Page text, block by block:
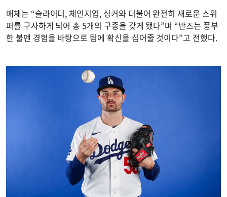
매체는 “슬라이더, 체인지업, 싱커와 더불어 완전히 새로운 스위
퍼를 구사하게 되어 총 5개의 구종을 갖게 됐다”며 “반즈는 풍부
한 불펜 경험을 바탕으로 팀에 확신을 심어줄 것이다”고 전했다.